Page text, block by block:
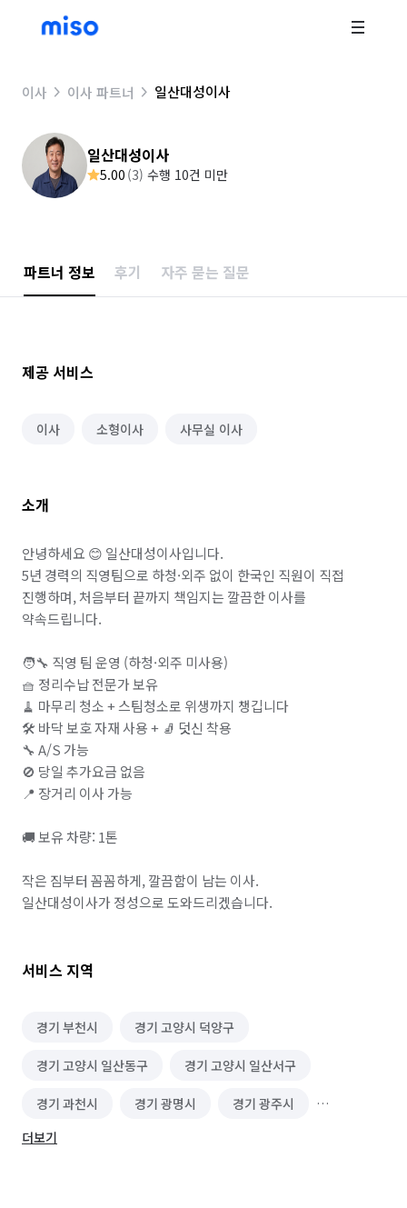
이사 이사 파트너 일산대성이사
일산대성이사
5.00 (3) 수행 10건 미만
파트너 정보 후기 자주 묻는 질문
제공 서비스
이사 소형이사 사무실 이사
소개
안녕하세요 😊 일산대성이사입니다.
5년 경력의 직영팀으로 하청·외주 없이 한국인 직원이 직접
진행하며, 처음부터 끝까지 책임지는 깔끔한 이사를
약속드립니다.
🧑‍🔧 직영 팀 운영 (하청·외주 미사용)
🧺 정리수납 전문가 보유
🧹 마무리 청소 + 스팀청소로 위생까지 챙깁니다
🛠️ 바닥 보호 자재 사용 + 🧦 덧신 착용
🔧 A/S 가능
🚫 당일 추가요금 없음
📍 장거리 이사 가능
🚚 보유 차량: 1톤
작은 짐부터 꼼꼼하게, 깔끔함이 남는 이사.
일산대성이사가 정성으로 도와드리겠습니다.
서비스 지역
경기 부천시 경기 고양시 덕양구
경기 고양시 일산동구 경기 고양시 일산서구
경기 과천시 경기 광명시 경기 광주시
경기 구리시
더보기